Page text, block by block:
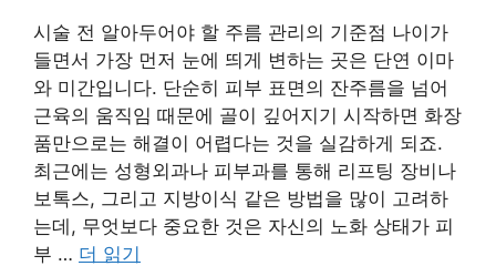
시술 전 알아두어야 할 주름 관리의 기준점 나이가
들면서 가장 먼저 눈에 띄게 변하는 곳은 단연 이마
와 미간입니다. 단순히 피부 표면의 잔주름을 넘어
근육의 움직임 때문에 골이 깊어지기 시작하면 화장
품만으로는 해결이 어렵다는 것을 실감하게 되죠.
최근에는 성형외과나 피부과를 통해 리프팅 장비나
보톡스, 그리고 지방이식 같은 방법을 많이 고려하
는데, 무엇보다 중요한 것은 자신의 노화 상태가 피
부 … 더 읽기